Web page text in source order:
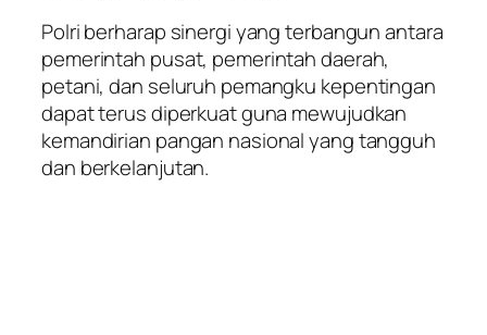
Polri berharap sinergi yang terbangun antara
pemerintah pusat, pemerintah daerah,
petani, dan seluruh pemangku kepentingan
dapat terus diperkuat guna mewujudkan
kemandirian pangan nasional yang tangguh
dan berkelanjutan.